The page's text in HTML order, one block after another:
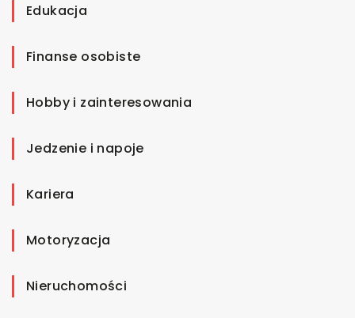
Edukacja
Finanse osobiste
Hobby i zainteresowania
Jedzenie i napoje
Kariera
Motoryzacja
Nieruchomości